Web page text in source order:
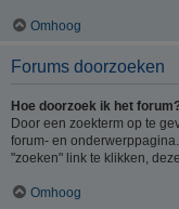
Omhoog
Forums doorzoeken
Hoe doorzoek ik het
Door een zoekterm op te
forum- en
"zoeken" link te klikken,
Omhoog